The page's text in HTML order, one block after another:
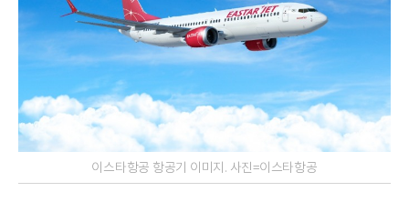
이스타항공 항공기 이미지. 사진=이스타항공